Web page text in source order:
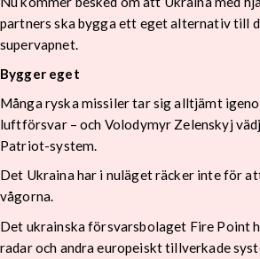
partners ska bygga ett eget alternativ till
supervapnet.
Bygger eget
Många ryska missiler tar sig alltjämt
luftförsvar – och Volodymyr Zelenskyj
Patriot-system.
Det Ukraina har i nuläget räcker inte för
vågorna.
Det ukrainska försvarsbolaget Fire Point
radar och andra europeiskt tillverkade